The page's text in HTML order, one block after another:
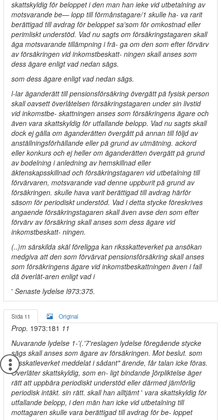
skattskyldig för beloppet i den man han ieke vid utbetalning av
motsvarande be— lopp till förmånstagare/1 skulle ha- va rarit
berättigad till avdrag för beloppet sa'som för omkostnad eller
perimliskt understöd. Vad nu sagts om försäkringstagaren skall
äga motsvarande tillämpning i frä- ga om den som efter förvärv
av försäkringen vid inkomstbeskatt- ningen skall anses som
dess ägare enligt vad nedan sägs.
som dess ägare enligt vad nedan sägs.
l-lar äganderätt till pensionsförsäkring övergätt pä fysisk person
skall oavsett överlåtelsen försäkringstagaren under sin livstid
vid inkomstbe- skattningen anses som försäkringens ägare och
även vara skattskyldig för utfallande belopp. Vad nu sagts skall
dock ej gälla om äganderätten övergått på annan till följd av
anställningsförhällande eller pä grund av utmätning. ackord
eller konkurs och ej heller om äganderätten övergätt pä grund
av bodelning i anledning av hemskillnad eller
äktenskapsskillnad och försäkringstagaren vid utbetalning till
förvärvaren, motsvarande vad denne uppburit pä grund av
försäkringen. skulle hava varit berättigad till avdrag härför
säsom för periodiskt understöd. Vad i detta stycke föreskrives
angaende försäkringstagaren skall även avse den som efter
förvärv av försäkring skall anses som dess ägare vid
inkomstbeskatt- ningen.
(..)m särskilda skäl föreligga kan riksskatteverket pa ansökan
medgiva att den som förvärvat pensionsförsäkring skall anses
som försäkringens ägare vid inkomstbeskattningen även i fall
dä överlät-aren enligt vad i
' Senaste lydelse l973:375.
Sida 11 Original
Prop. 1973:181 11
Nuvarande lydelse 1-'(.'7'reslagen lydelse föregående stycke
sägs skall anses som ägare av försäkringen. Mot beslut. som
riksskatleverket meddelat i sådant" ärende, får talan icke föras.
Överläter skattskyldig, som en- ligt bindande ]örpliktelse äger
rätt att uppbära periodiskt understöd eller därmed jämförlig
periodisk intäkt. sin rätt. skall han alltjämt' vara skattskyldig för
utfallande belopp, i den män han icke vid utbetalning till
mottagaren skulle vara berättigad till avdrag för be- loppet